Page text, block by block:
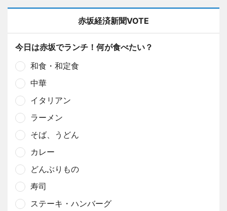
赤坂経済新聞VOTE
今日は赤坂でランチ！何が食べたい？
和食・和定食
中華
イタリアン
ラーメン
そば、うどん
カレー
どんぶりもの
寿司
ステーキ・ハンバーグ